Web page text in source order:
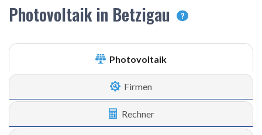
Photovoltaik in Betzigau ?
Photovoltaik
Firmen
Rechner